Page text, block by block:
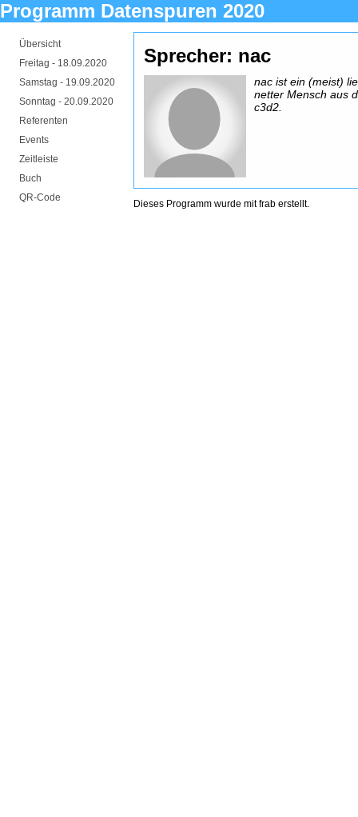
Programm Datenspuren 2020
Übersicht
Freitag - 18.09.2020
Samstag - 19.09.2020
Sonntag - 20.09.2020
Referenten
Events
Zeitleiste
Buch
QR-Code
Sprecher: nac
nac ist ein (meist)
netter Mensch aus
c3d2.
Dieses Programm wurde mitfrab erstellt.